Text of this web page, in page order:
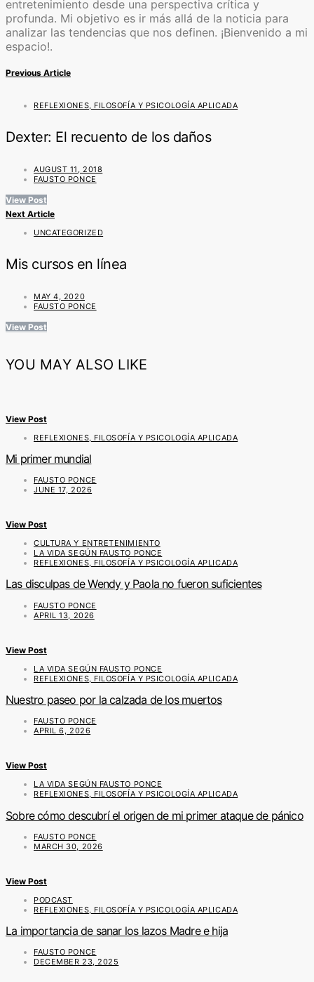
entretenimiento desde una perspectiva crítica y
profunda. Mi objetivo es ir más allá de la noticia para
analizar las tendencias que nos definen. ¡Bienvenido a mi
espacio!.
Previous Article
REFLEXIONES, FILOSOFÍA Y PSICOLOGÍA APLICADA
Dexter: El recuento de los daños
AUGUST 11, 2018
FAUSTO PONCE
View Post
Next Article
UNCATEGORIZED
Mis cursos en línea
MAY 4, 2020
FAUSTO PONCE
View Post
YOU MAY ALSO LIKE
View Post
REFLEXIONES, FILOSOFÍA Y PSICOLOGÍA APLICADA
Mi primer mundial
FAUSTO PONCE
JUNE 17, 2026
View Post
CULTURA Y ENTRETENIMIENTO
LA VIDA SEGÚN FAUSTO PONCE
REFLEXIONES, FILOSOFÍA Y PSICOLOGÍA APLICADA
Las disculpas de Wendy y Paola no fueron suficientes
FAUSTO PONCE
APRIL 13, 2026
View Post
LA VIDA SEGÚN FAUSTO PONCE
REFLEXIONES, FILOSOFÍA Y PSICOLOGÍA APLICADA
Nuestro paseo por la calzada de los muertos
FAUSTO PONCE
APRIL 6, 2026
View Post
LA VIDA SEGÚN FAUSTO PONCE
REFLEXIONES, FILOSOFÍA Y PSICOLOGÍA APLICADA
Sobre cómo descubrí el origen de mi primer ataque de pánico
FAUSTO PONCE
MARCH 30, 2026
View Post
PODCAST
REFLEXIONES, FILOSOFÍA Y PSICOLOGÍA APLICADA
La importancia de sanar los lazos Madre e hija
FAUSTO PONCE
DECEMBER 23, 2025